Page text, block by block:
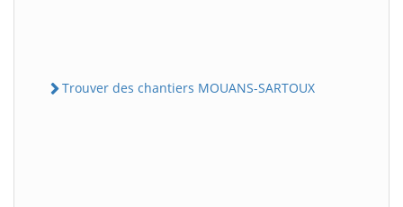
Trouver des chantiers MOUANS-SARTOUX